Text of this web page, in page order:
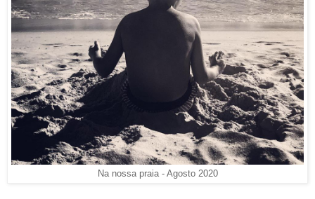
Na nossa praia - Agosto 2020